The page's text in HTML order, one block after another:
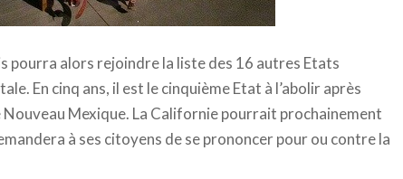
pourra alors rejoindre la liste des 16 autres Etats
En cinq ans, il est le cinquième Etat à l’abolir après
Nouveau Mexique. La Californie pourrait prochainement
à ses citoyens de se prononcer pour ou contre la